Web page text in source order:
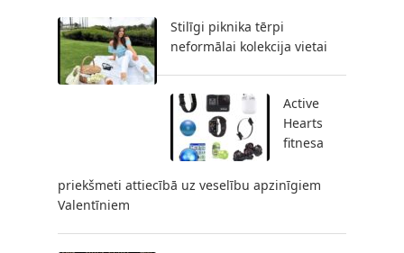
Stilīgi piknika tērpi
neformālai kolekcija vietai
Active
Hearts
fitnesa
priekšmeti attiecībā uz veselību apzinīgiem
Valentīniem